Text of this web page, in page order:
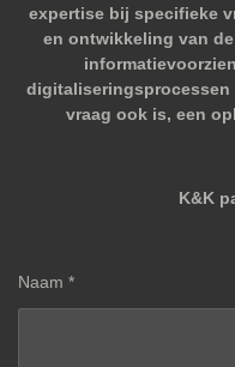
expertise bij specifieke
en ontwikkeling van
digitaliseringsprocessen
vraag ook is, een
K&K
Naam *